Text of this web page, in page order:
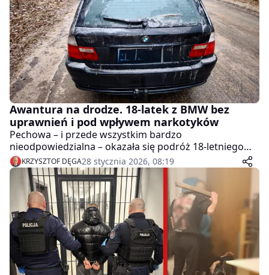
Awantura na drodze. 18-latek z BMW bez
uprawnień i pod wpływem narkotyków
Pechowa – i przede wszystkim bardzo
nieodpowiedzialna – okazała się podróż 18-letniego
kierowcy BMW, który wpadł w ręce policjantów ruchu
drogowego z Czarnkowa. Młody mężczyzna nie
posiadał prawa jazdy, a przeprowadzone badanie
wstępne wykazało obecność narkotyków w jego
organizmie.
KRZYSZTOF DĘGA28 stycznia 2026, 08:19